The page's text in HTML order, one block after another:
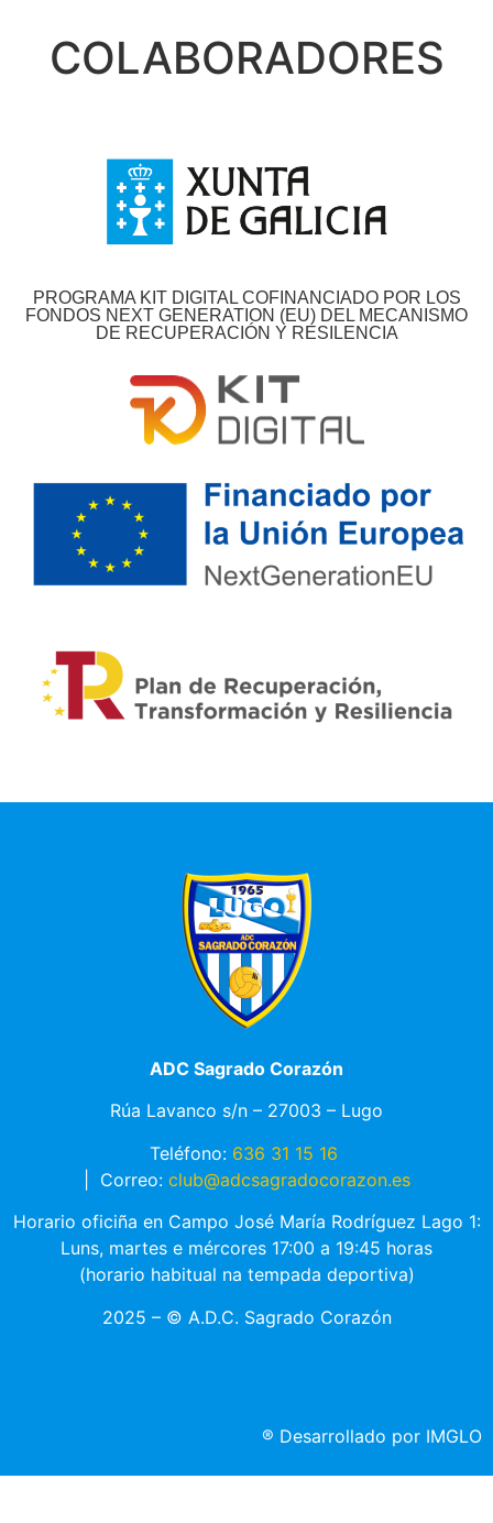
COLABORADORES
PROGRAMA KIT DIGITAL COFINANCIADO POR LOS
FONDOS NEXT GENERATION (EU) DEL MECANISMO
DE RECUPERACIÓN Y RESILENCIA
ADC Sagrado Corazón
Rúa Lavanco s/n – 27003 – Lugo
Teléfono: 636 31 15 16
Correo: club@adcsagradocorazon.es
Horario oficiña en Campo José María Rodríguez Lago 1:
Luns, martes e mércores 17:00 a 19:45 horas
(horario habitual na tempada deportiva)
2025 – © A.D.C. Sagrado Corazón
® Desarrollado por IMGLO